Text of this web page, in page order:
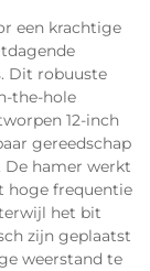
een krachtige
Dit robuuste
the-hole
12-inch
gereedschap
De hamer werkt
hoge frequentie
het bit
zijn geplaatst
weerstand te